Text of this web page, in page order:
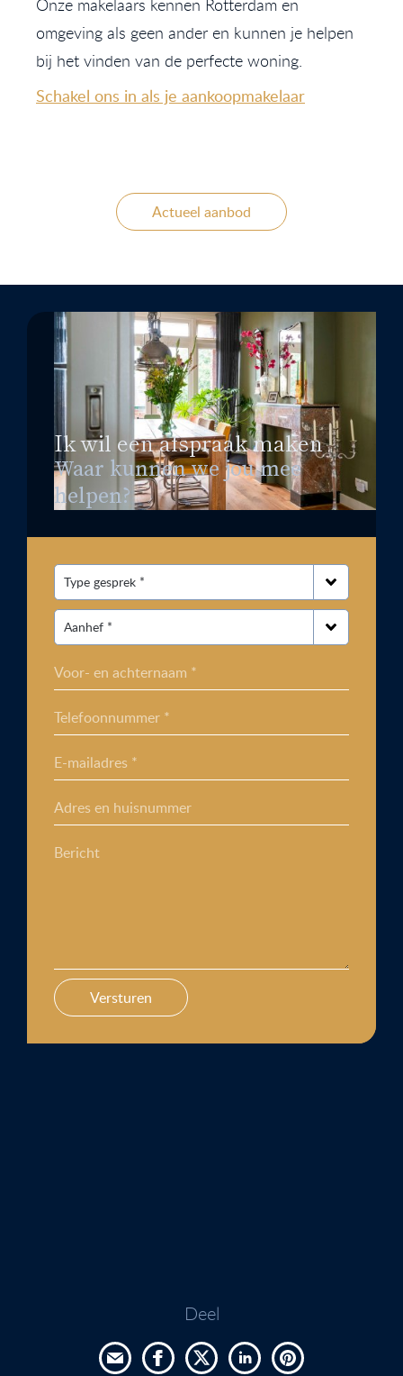
omgeving als geen ander en kunnen je helpen
bij het vinden van de perfecte woning.
Schakel ons in als je aankoopmakelaar
Actueel aanbod
Ik wil een afspraak maken
Waar kunnen we jou mee
helpen?
Voor- en achternaam *
Telefoonnummer *
E-mailadres *
Adres en huisnummer
Bericht
Versturen
Deel